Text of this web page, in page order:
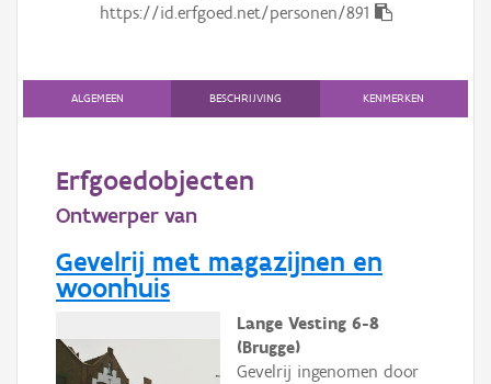
Thema
Persoon of collectief
Downloads
Hergebruik
https://id.erfgoed.net/personen/891
ALGEMEEN BESCHRIJVING KENMERKEN
Erfgoedobjecten
Ontwerper van
Gevelrij met magazijnen en
woonhuis
Lange Vesting 6-8
(Brugge)
Gevelrij ingenomen door